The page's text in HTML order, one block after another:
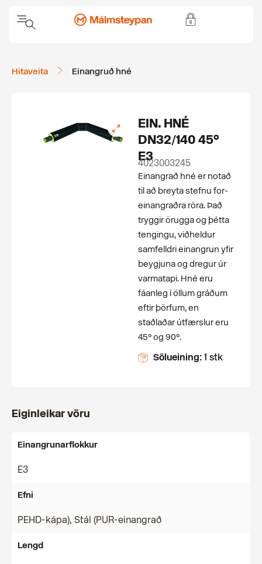
Hitaveita Einangruð hné
EIN. HNÉ
DN32/140 45°
E3
4023003245
Einangrað hné er notað
til að breyta stefnu for­
einangraðra röra. Það
tryggir örugga og þétta
tengingu, viðheldur
samfelldri einangrun yfir
beygjuna og dregur úr
varmatapi. Hné eru
fáanleg í öllum gráðum
eftir þörfum, en
staðlaðar útfærslur eru
45° og 90°.
Sölueining:1 stk
Eiginleikar vöru
Einangrunarflokkur
E3
Efni
PEHD-kápa), Stál (PUR-einangrað
Lengd